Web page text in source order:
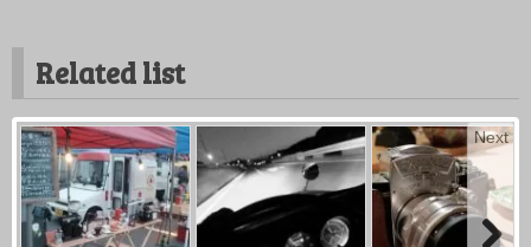
Related list
Next